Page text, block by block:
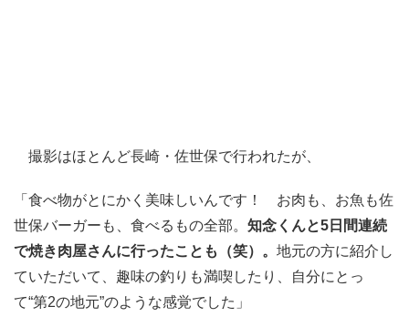
撮影はほとんど長崎・佐世保で行われたが、
「食べ物がとにかく美味しいんです！ お肉も、お魚も佐
世保バーガーも、食べるもの全部。 知念くんと5日間連続
で焼き肉屋さんに行ったことも（笑）。 地元の方に紹介し
ていただいて、趣味の釣りも満喫したり、自分にとっ
て“第2の地元”のような感覚でした」